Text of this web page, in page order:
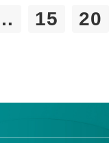
15 20